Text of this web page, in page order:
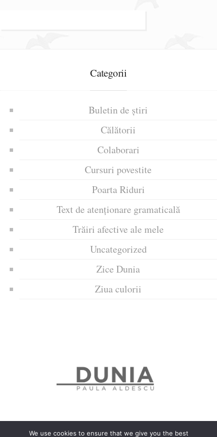
Categorii
Buletin de știri
Călătorii
Colaborari
Cursuri povestite
Poarta Riduri
Text de atenționare gramaticală
Trăiri afective ale mele
Uncategorized
Zice Dunia
Ziua culorii
We use cookies to ensure that we give you the best